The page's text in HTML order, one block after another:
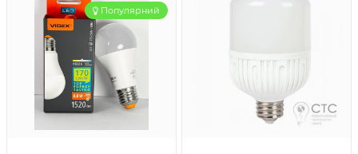
Популярний